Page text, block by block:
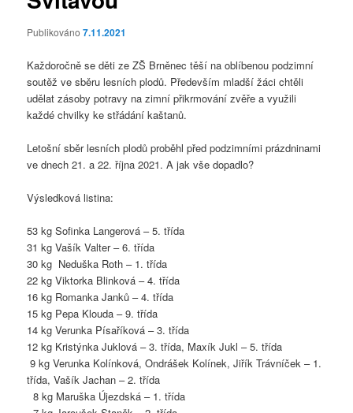
Publikováno7.11.2021
Každoročně se děti ze ZŠ Brněnec těší na oblíbenou podzimní
soutěž ve sběru lesních plodů. Především mladší žáci chtěli
udělat zásoby potravy na zimní přikrmování zvěře a využili
každé chvilky ke střádání kaštanů.
Letošní sběr lesních plodů proběhl před podzimními prázdninami
ve dnech 21. a 22. října 2021. A jak vše dopadlo?
Výsledková listina:
53 kg Sofinka Langerová – 5. třída
31 kg Vašík Valter – 6. třída
30 kg Neduška Roth – 1. třída
22 kg Viktorka Blinková – 4. třída
16 kg Romanka Janků – 4. třída
15 kg Pepa Klouda – 9. třída
14 kg Verunka Písaříková – 3. třída
12 kg Kristýnka Juklová – 3. třída, Maxík Jukl – 5. třída
9 kg Verunka Kolínková, Ondrášek Kolínek, Jiřík Trávníček – 1.
třída, Vašík Jachan – 2. třída
8 kg Maruška Újezdská – 1. třída